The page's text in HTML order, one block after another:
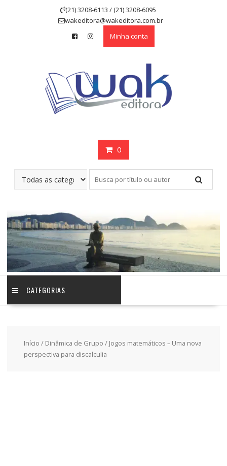
(21) 3208-6113 / (21) 3208-6095
wakeditora@wakeditora.com.br
Minha conta
0
CATEGORIAS
Início / Dinâmica de Grupo / Jogos matemáticos – Uma nova
perspectiva para discalculia